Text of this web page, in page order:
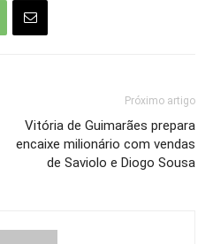
Próximo artigo
Vitória de Guimarães prepara
encaixe milionário com vendas
de Saviolo e Diogo Sousa